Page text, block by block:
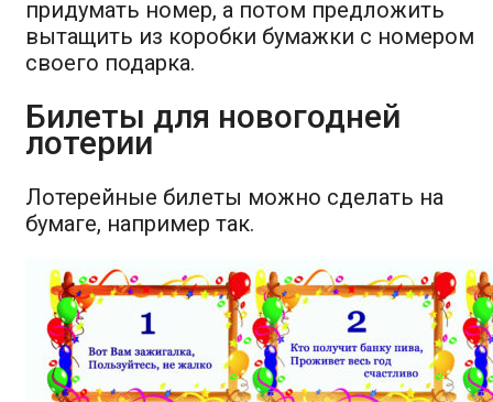
придумать номер, а потом предложить
вытащить из коробки бумажки с номером
своего подарка.
Билеты для новогодней
лотерии
Лотерейные билеты можно сделать на
бумаге, например так.